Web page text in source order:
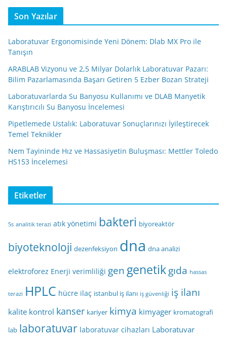
Son Yazılar
Laboratuvar Ergonomisinde Yeni Dönem: Dlab MX Pro ile
Tanışın
ARABLAB Vizyonu ve 2,5 Milyar Dolarlık Laboratuvar Pazarı:
Bilim Pazarlamasında Başarı Getiren 5 Ezber Bozan Strateji
Laboratuvarlarda Su Banyosu Kullanımı ve DLAB Manyetik
Karıştırıcılı Su Banyosu İncelemesi
Pipetlemede Ustalık: Laboratuvar Sonuçlarınızı İyileştirecek
Temel Teknikler
Nem Tayininde Hız ve Hassasiyetin Buluşması: Mettler Toledo
HS153 İncelemesi
Etiketler
5s analitik terazi atık yönetimi bakteri biyoreaktör
biyoteknoloji dezenfeksiyon dna dna analizi
elektroforez Enerji verimliliği gen genetikgıda hassas
terazi HPLC hücre ilaç istanbul iş ilanı iş güvenliği iş ilanı
kalite kontrol kanser kariyer kimya kimyager kromatografi
lab laboratuvar laboratuvar cihazları Laboratuvar